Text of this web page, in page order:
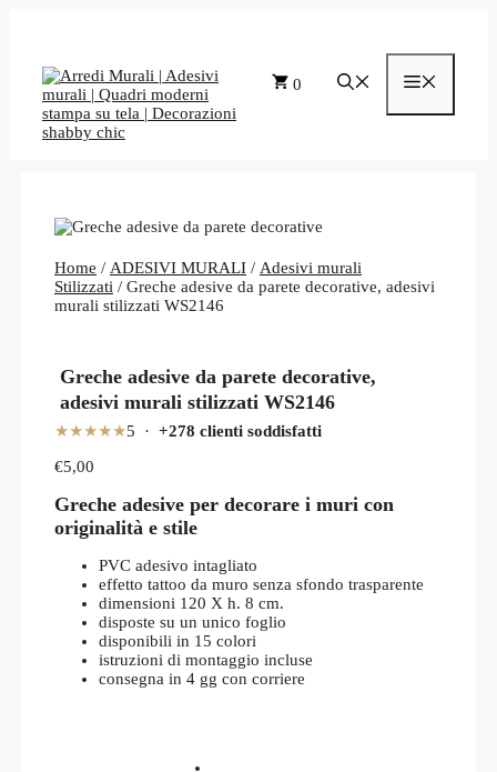
0
Home / ADESIVI MURALI / Adesivi murali
Stilizzati / Greche adesive da parete decorative, adesivi
murali stilizzati WS2146
Greche adesive da parete decorative,
adesivi murali stilizzati WS2146
★★★★★5 · +278 clienti soddisfatti
€5,00
Greche adesive per decorare i muri con
originalità e stile
PVC adesivo intagliato
effetto tattoo da muro senza sfondo trasparente
dimensioni 120 X h. 8 cm.
disposte su un unico foglio
disponibili in 15 colori
istruzioni di montaggio incluse
consegna in 4 gg con corriere